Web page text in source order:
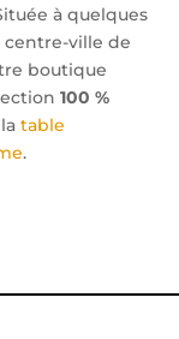
à quelques
ville de
boutique
100 %
table
.